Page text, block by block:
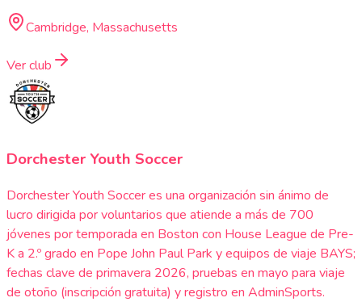
Cambridge, Massachusetts
Ver club
Dorchester Youth Soccer
Dorchester Youth Soccer es una organización sin ánimo de
lucro dirigida por voluntarios que atiende a más de 700
jóvenes por temporada en Boston con House League de Pre-
K a 2.º grado en Pope John Paul Park y equipos de viaje BAYS;
fechas clave de primavera 2026, pruebas en mayo para viaje
de otoño (inscripción gratuita) y registro en AdminSports.